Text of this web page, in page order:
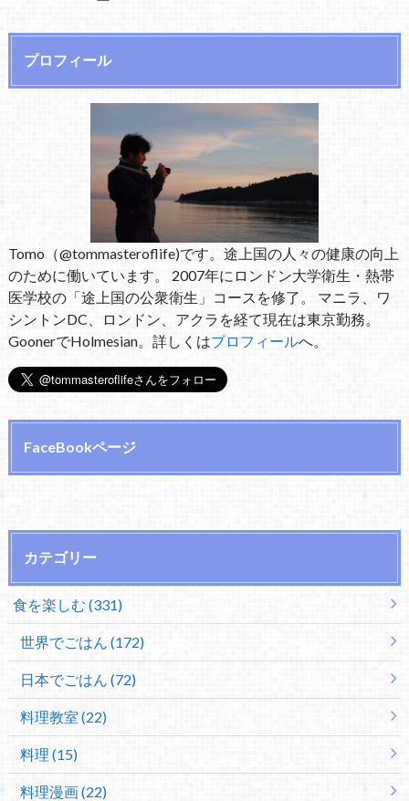
プロフィール
Tomo（@tommasteroflife)です。途上国の人々の健康の向上
のために働いています。 2007年にロンドン大学衛生・熱帯
医学校の「途上国の公衆衛生」コースを修了。 マニラ、ワ
シントンDC、ロンドン、アクラを経て現在は東京勤務。
GoonerでHolmesian。詳しくはプロフィールへ。
FaceBookページ
カテゴリー
食を楽しむ (331)
世界でごはん (172)
日本でごはん (72)
料理教室 (22)
料理 (15)
料理漫画 (22)